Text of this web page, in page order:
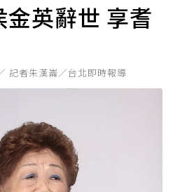
英辭世 享耆
記者朱漢崙／台北即時報導